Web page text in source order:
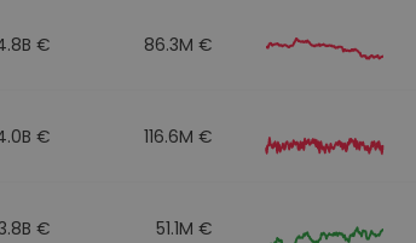
€ 86.3M €
€ 116.6M €
€ 51.1M €